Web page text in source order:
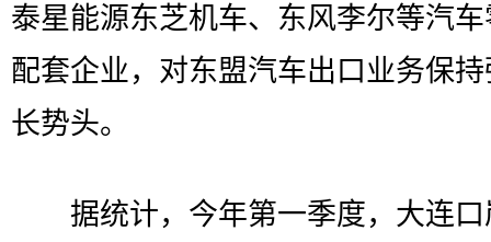
泰星能源东芝机车、东风李尔等汽
配套企业，对东盟汽车出口业务保
长势头。
据统计，今年第一季度，大连口